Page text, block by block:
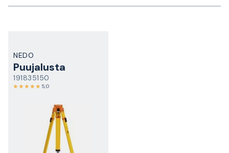
NEDO
Puujalusta
191835150
5,0